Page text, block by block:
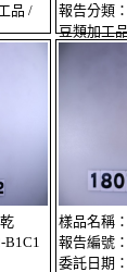
品 /
報告分類
豆類加工
樣品名稱
報告編號
委託日期